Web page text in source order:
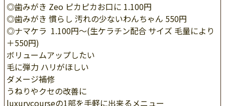
◎歯みがき Zeo ピカピカお口に 1.100円
◎歯みがき 慣らし 汚れの少ないわんちゃん 550円
◎ナマケラ 1.100円～(生ケラチン配合 サイズ 毛量により
＋550円)
ボリュームアップしたい
毛に弾力 ハリがほしい
ダメージ補修
うねりやクセの改善に
luxurycourseの1部を手軽に出来るメニュー